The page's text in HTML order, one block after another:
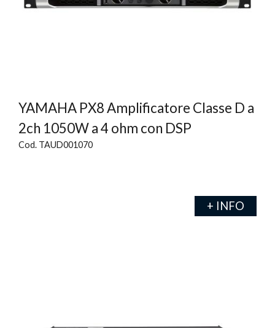
YAMAHA PX8 Amplificatore Classe D a
2ch 1050W a 4 ohm con DSP
Cod. TAUD001070
+ INFO